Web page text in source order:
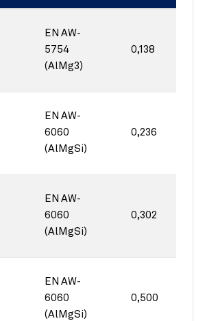
EN AW-
5754
(AlMg3)
0,138
EN AW-
6060
(AlMgSi)
0,236
EN AW-
6060
(AlMgSi)
0,302
EN AW-
6060
(AlMgSi)
0,500